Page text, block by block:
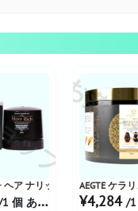
プ
ヘア ナリッシング クリーム
個 あたり
お薬
AEGTE ケラ
¥4,284 /1